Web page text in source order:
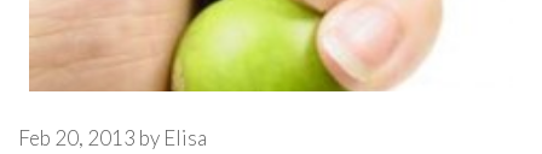
Feb 20, 2013 by Elisa